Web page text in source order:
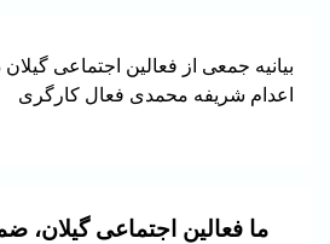
بیانیه جمعی از فعالین اجتماعی
اعدام شریفه محمدی فعال کارگری
ما فعالین اجتماعی